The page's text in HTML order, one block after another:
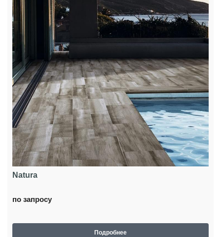
Natura
по запросу
Подробнее